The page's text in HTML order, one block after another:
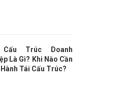
Trúc Doanh
Là Gì? Khi Nào Cần
Tái Cấu Trúc?